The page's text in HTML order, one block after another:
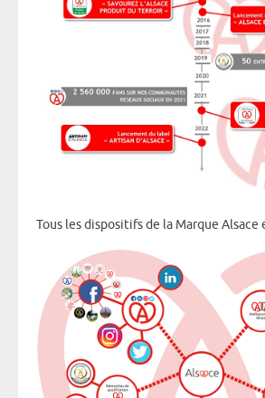
Tous les dispositifs de la Marque Alsace